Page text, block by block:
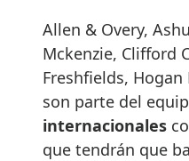
Allen & Overy,
Mckenzie, Clifford
Freshfields,
son parte del
internacionales
que tendrán que